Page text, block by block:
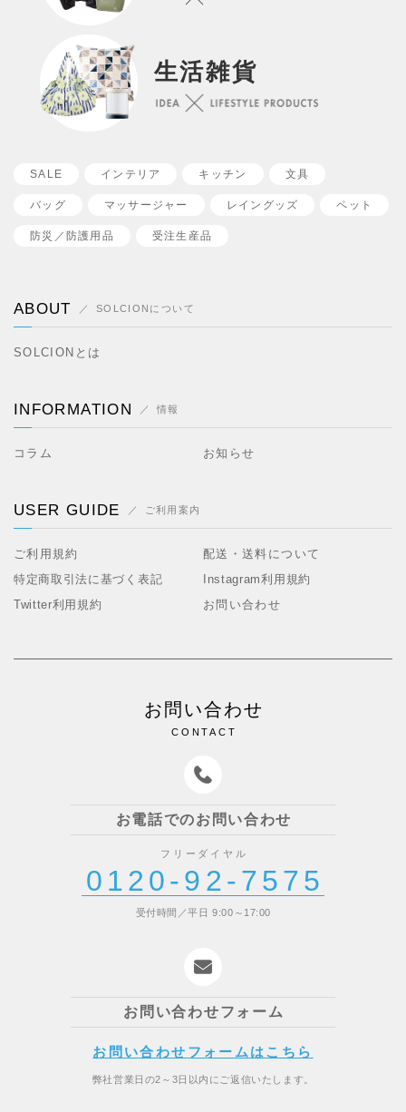
生活雑貨
SALE インテリア キッチン 文具
バッグ マッサージャー レイングッズ ペット
防災／ 防護用品 受注生産品
ABOUT SOLCIONについて
SOLCIONとは
INFORMATION 情報
コラム お知らせ
USER GUIDE ご利用案内
ご利用規約
配送・送料について
特定商取引法に基づく表記
Instagram利用規約
Twitter利用規約
お問い合わせ
お問い合わせ
CONTACT
お電話でのお問い合わせ
フリーダイヤル
0120-92-7575
受付時間／平日 9:00～17:00
お問い合わせフォーム
お問い合わせフォームはこちら
弊社営業日の2～3日以内にご返信いたします。